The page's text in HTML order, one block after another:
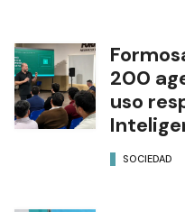
200
uso
SOCIEDAD